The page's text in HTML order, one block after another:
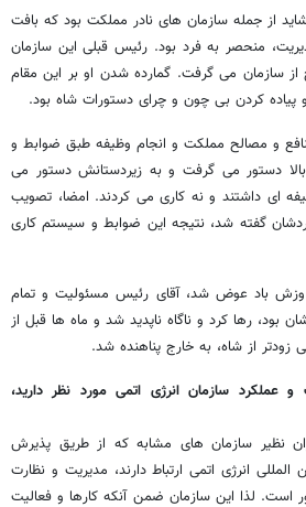
از جمله سازمان های نادر مملکت بود که بافت
منحصر به فرد بود. رئیس قبلی این سازمان
از سازمان می گرفت. گمارده شدن او بر این مقام
پیاده کردن بی چون و چرای دستورات شاه بود.
و مصالح مملکت و انجام وظیفه طبق ضوابط و
دستور می گرفت و به زیردستانش دستور می
ای داشتند و نه کاری می کردند. امضا، تصویب
گفته شد، نتیجه این ضوابط و سیستم کاری
باد عوض شد، آقای رئیس مسئولیت و تمام
بود، رها کرد و ناگاه ناپدید شد و ماه ها قبل از
زودتر از شاه، به خارج پناهنده شد.
عملکرد سازمان انرژی اتمی مورد نظر دارید،
نظیر سازمان های مشابه که از طریق پذیرش
انرژی اتمی ارتباط دارند، مدیریت و نظارت
لذا این سازمان ضمن آنکه کارها و فعالیت